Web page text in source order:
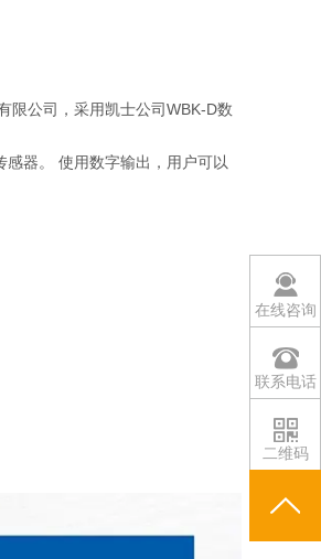
限公司，采用凯士公司WBK-D数
器。 使用数字输出，用户可以
在线咨询
联系电话
二维码